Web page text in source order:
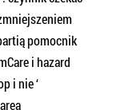
pomocnik
i hazard
i nie ‘